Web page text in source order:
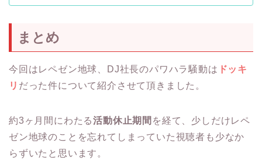
まとめ
今回はレペゼン地球、DJ社長のパワハラ騒動は ドッキ
リ だった件について紹介させて頂きました。
約3ヶ月間にわたる活動休止期間 を経て、少しだけレペ
ゼン地球のことを忘れてしまっていた視聴者も少なか
らずいたと思います。